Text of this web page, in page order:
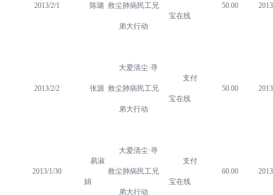
2013/2/1 陈璐 救尘肺病民工兄
弟大行动
宝在线
50.00
2013/2/2 张源
大爱清尘·寻
救尘肺病民工兄
弟大行动
支付
宝在线
50.00
2013/1/30
易淑
娟
大爱清尘·寻
救尘肺病民工兄
弟大行动
支付
宝在线
60.00